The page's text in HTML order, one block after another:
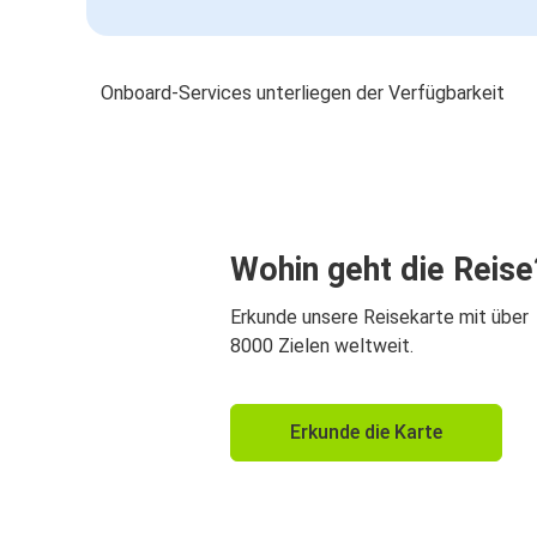
Onboard-Services unterliegen der Verfügbarkeit
Wohin geht die
Erkunde unsere Reisekarte mit über
8000 Zielen weltweit.
Erkunde die Karte